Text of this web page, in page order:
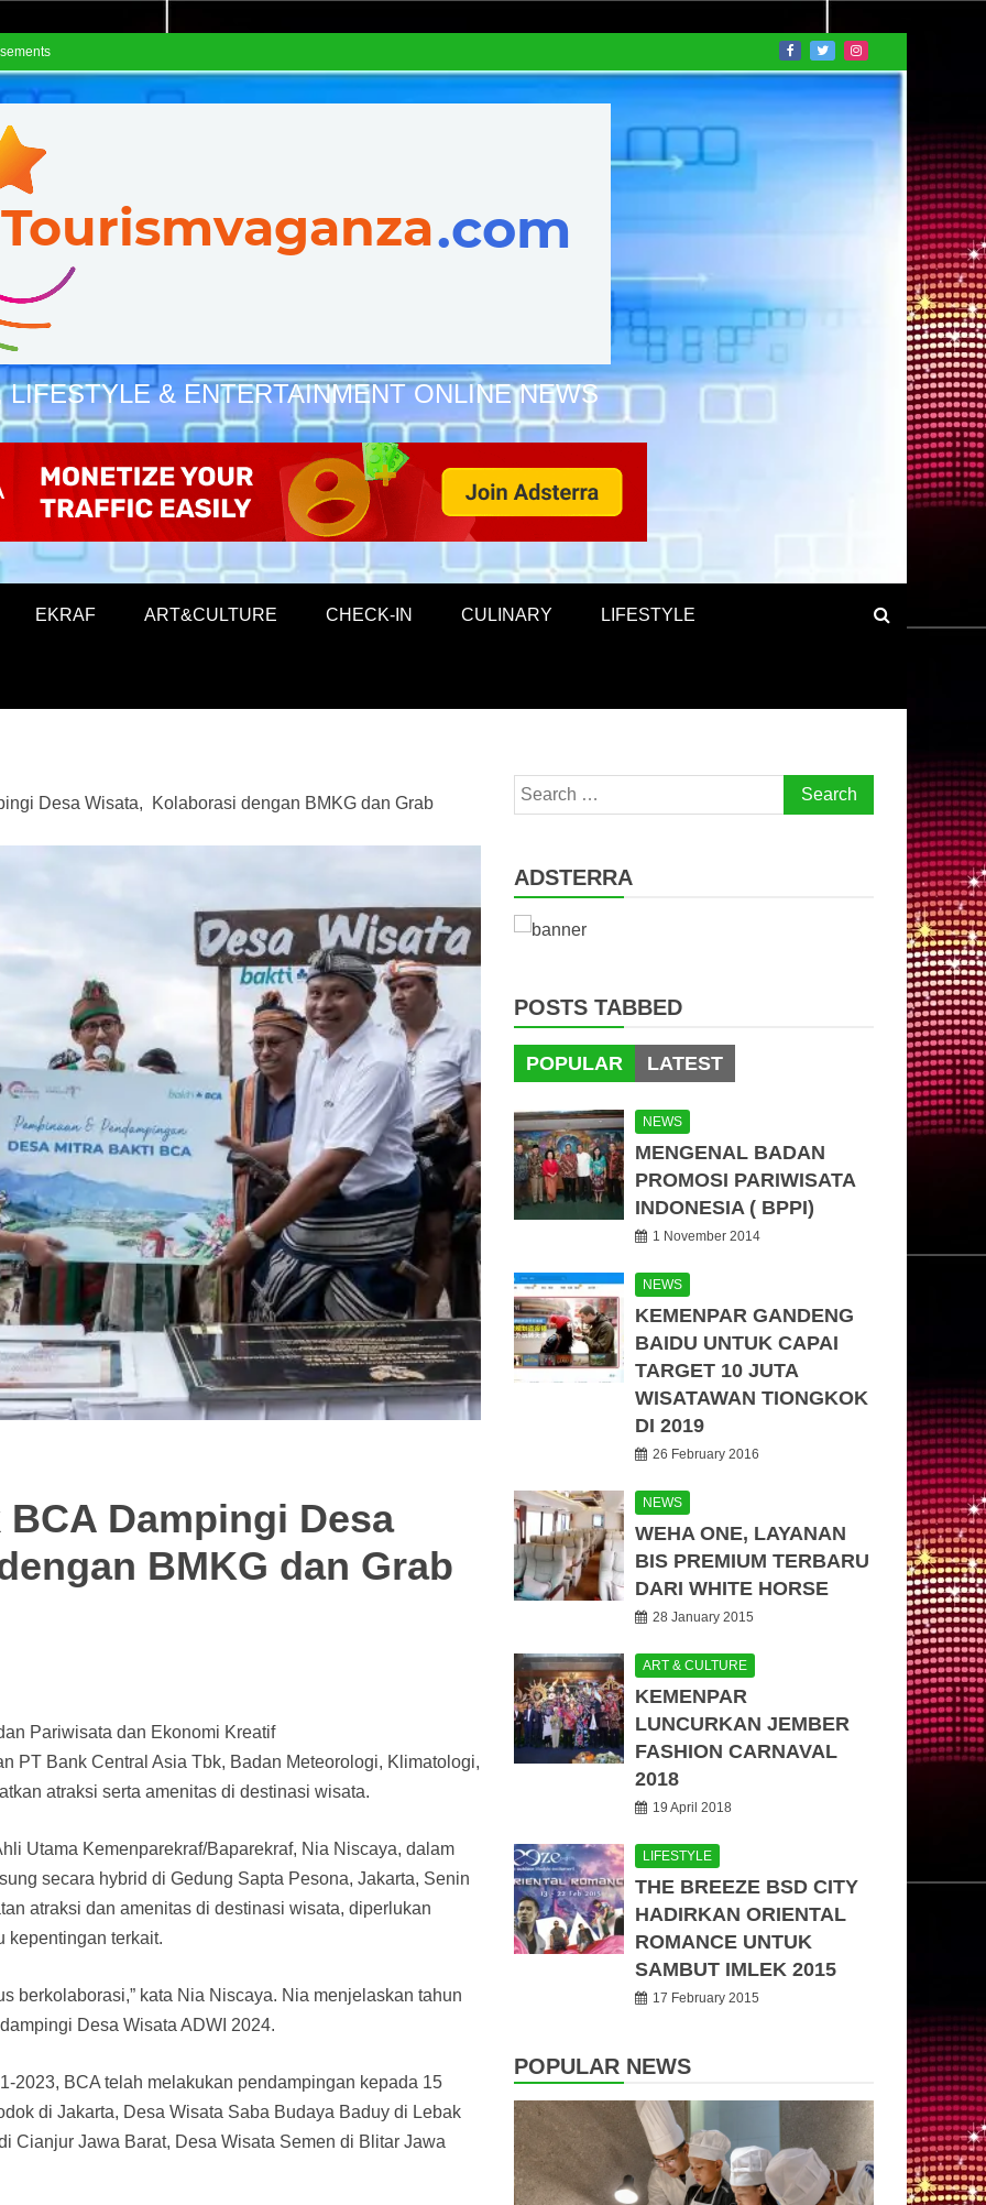
LIFESTYLE & ENTERTAINMENT ONLINE NEWS
EKRAF ART&CULTURE CHECK-IN CULINARY LIFESTYLE
Desa Wisata, Kolaborasi dengan BMKG dan Grab
Dampingi Desa
BMKG dan Grab
Pariwisata dan Ekonomi Kreatif
PT Bank Central Asia Tbk, Badan Meteorologi, Klimatologi,
atraksi serta amenitas di destinasi wisata.
Utama Kemenparekraf/Baparekraf, Nia Niscaya, dalam
secara hybrid di Gedung Sapta Pesona, Jakarta, Senin
atraksi dan amenitas di destinasi wisata, diperlukan
kepentingan terkait.
berkolaborasi,” kata Nia Niscaya. Nia menjelaskan tahun
Desa Wisata ADWI 2024.
2023, BCA telah melakukan pendampingan kepada 15
di Jakarta, Desa Wisata Saba Budaya Baduy di Lebak
Cianjur Jawa Barat, Desa Wisata Semen di Blitar Jawa
Search
for:
ADSTERRA
POSTS TABBED
POPULAR LATEST
NEWS
MENGENAL BADAN
PROMOSI PARIWISATA
INDONESIA ( BPPI)
1 November 2014
NEWS
KEMENPAR GANDENG
BAIDU UNTUK CAPAI
TARGET 10 JUTA
WISATAWAN TIONGKOK
DI 2019
26 February 2016
NEWS
WEHA ONE, LAYANAN
BIS PREMIUM TERBARU
DARI WHITE HORSE
28 January 2015
ART & CULTURE
KEMENPAR
LUNCURKAN JEMBER
FASHION CARNAVAL
2018
19 April 2018
LIFESTYLE
THE BREEZE BSD CITY
HADIRKAN ORIENTAL
ROMANCE UNTUK
SAMBUT IMLEK 2015
17 February 2015
POPULAR NEWS